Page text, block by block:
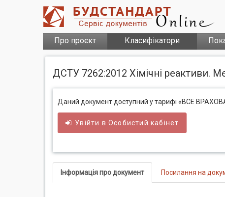
Про проєкт Класифікатори
ДСТУ 7262:2012 Хімічні реактиви.
Даний документ доступний у тарифі «ВСЕ
Увійти вОсобистий кабінет
Інформація про документ Посилання на